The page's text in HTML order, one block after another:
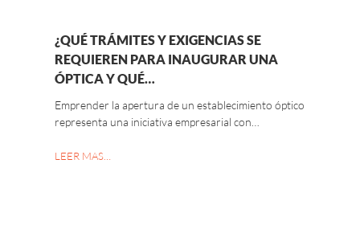
¿QUÉ TRÁMITES Y EXIGENCIAS SE
REQUIEREN PARA INAUGURAR UNA
ÓPTICA Y QUÉ…
Emprender la apertura de un establecimiento óptico
representa una iniciativa empresarial con…
LEER MAS…